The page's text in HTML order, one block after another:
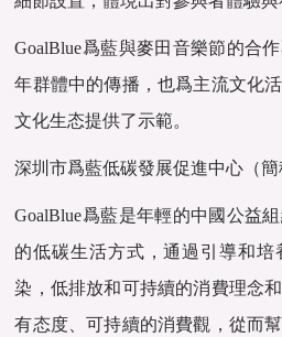
GoalBlue爲藍與麥田音樂節的合
年群體中的傳播，也爲主流文化
文化生态提供了示範。
深圳市爲藍低碳發展促進中心（
GoalBlue爲藍是年輕的中國公益
的低碳生活方式，通過引導和
染，低排放和可持續的消費理念
有态度、可持續的消費觀，從而